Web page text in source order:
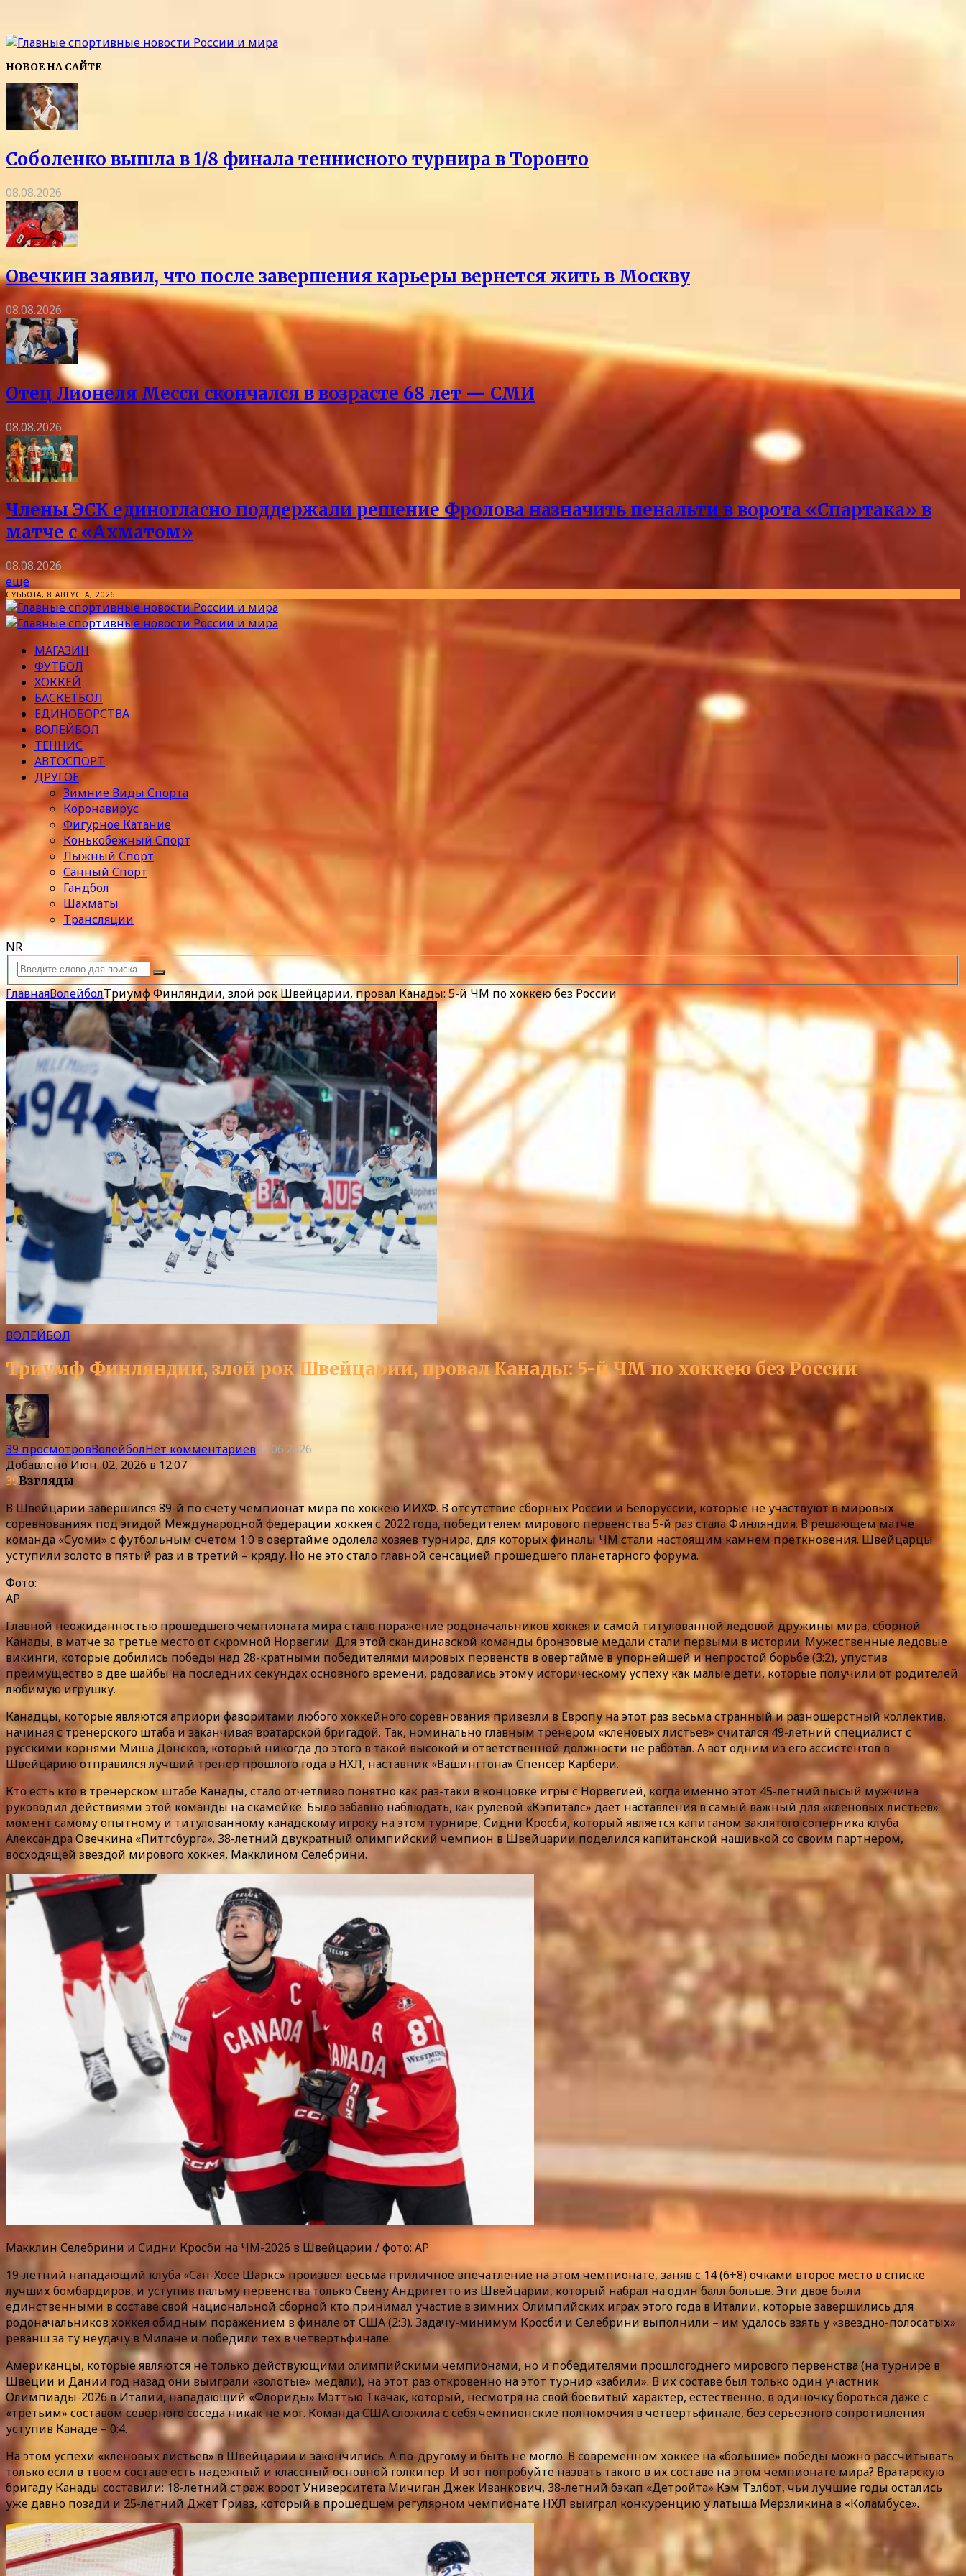
НОВОЕ НА САЙТЕ
Соболенко вышла в 1/8 финала теннисного турнира в Торонто
08.08.2026
Овечкин заявил, что после завершения карьеры вернется жить в Москву
08.08.2026
Отец Лионеля Месси скончался в возрасте 68 лет — СМИ
08.08.2026
Члены ЭСК единогласно поддержали решение Фролова назначить пенальти в ворота «Спартака» в
матче с «Ахматом»
08.08.2026
еще
СУББОТА, 8 АВГУСТА, 2026
МАГАЗИН
ФУТБОЛ
ХОККЕЙ
БАСКЕТБОЛ
ЕДИНОБОРСТВА
ВОЛЕЙБОЛ
ТЕННИС
АВТОСПОРТ
ДРУГОЕ
Зимние Виды Спорта
Коронавирус
Фигурное Катание
Конькобежный Спорт
Лыжный Спорт
Санный Спорт
Гандбол
Шахматы
Трансляции
NR
ГлавнаяВолейболТриумф Финляндии, злой рок Швейцарии, провал Канады: 5-й ЧМ по хоккею без России
ВОЛЕЙБОЛ
Триумф Финляндии, злой рок Швейцарии, провал Канады: 5-й ЧМ по хоккею без России
39 просмотровВолейболНет комментариев02.06.2026
Добавлено Июн. 02, 2026 в 12:07
39Взгляды
В Швейцарии завершился 89-й по счету чемпионат мира по хоккею ИИХФ. В отсутствие сборных России и Белоруссии, которые не участвуют в мировых
соревнованиях под эгидой Международной федерации хоккея с 2022 года, победителем мирового первенства 5-й раз стала Финляндия. В решающем матче
команда «Суоми» с футбольным счетом 1:0 в овертайме одолела хозяев турнира, для которых финалы ЧМ стали настоящим камнем преткновения. Швейцарцы
уступили золото в пятый раз и в третий – кряду. Но не это стало главной сенсацией прошедшего планетарного форума.
Фото:
AP
Главной неожиданностью прошедшего чемпионата мира стало поражение родоначальников хоккея и самой титулованной ледовой дружины мира, сборной
Канады, в матче за третье место от скромной Норвегии. Для этой скандинавской команды бронзовые медали стали первыми в истории. Мужественные ледовые
викинги, которые добились победы над 28-кратными победителями мировых первенств в овертайме в упорнейшей и непростой борьбе (3:2), упустив
преимущество в две шайбы на последних секундах основного времени, радовались этому историческому успеху как малые дети, которые получили от родителей
любимую игрушку.
Канадцы, которые являются априори фаворитами любого хоккейного соревнования привезли в Европу на этот раз весьма странный и разношерстный коллектив,
начиная с тренерского штаба и заканчивая вратарской бригадой. Так, номинально главным тренером «кленовых листьев» считался 49-летний специалист с
русскими корнями Миша Донсков, который никогда до этого в такой высокой и ответственной должности не работал. А вот одним из его ассистентов в
Швейцарию отправился лучший тренер прошлого года в НХЛ, наставник «Вашингтона» Спенсер Карбери.
Кто есть кто в тренерском штабе Канады, стало отчетливо понятно как раз-таки в концовке игры с Норвегией, когда именно этот 45-летний лысый мужчина
руководил действиями этой команды на скамейке. Было забавно наблюдать, как рулевой «Кэпиталс» дает наставления в самый важный для «кленовых листьев»
момент самому опытному и титулованному канадскому игроку на этом турнире, Сидни Кросби, который является капитаном заклятого соперника клуба
Александра Овечкина «Питтсбурга». 38-летний двукратный олимпийский чемпион в Швейцарии поделился капитанской нашивкой со своим партнером,
восходящей звездой мирового хоккея, Макклином Селебрини.
Макклин Селебрини и Сидни Кросби на ЧМ-2026 в Швейцарии / фото: AP
19-летний нападающий клуба «Сан-Хосе Шаркс» произвел весьма приличное впечатление на этом чемпионате, заняв с 14 (6+8) очками второе место в списке
лучших бомбардиров, и уступив пальму первенства только Свену Андригетто из Швейцарии, который набрал на один балл больше. Эти двое были
единственными в составе свой национальной сборной кто принимал участие в зимних Олимпийских играх этого года в Италии, которые завершились для
родоначальников хоккея обидным поражением в финале от США (2:3). Задачу-минимум Кросби и Селебрини выполнили – им удалось взять у «звездно-полосатых»
реванш за ту неудачу в Милане и победили тех в четвертьфинале.
Американцы, которые являются не только действующими олимпийскими чемпионами, но и победителями прошлогоднего мирового первенства (на турнире в
Швеции и Дании год назад они выиграли «золотые» медали), на этот раз откровенно на этот турнир «забили». В их составе был только один участник
Олимпиады-2026 в Италии, нападающий «Флориды» Мэттью Ткачак, который, несмотря на свой боевитый характер, естественно, в одиночку бороться даже с
«третьим» составом северного соседа никак не мог. Команда США сложила с себя чемпионские полномочия в четвертьфинале, без серьезного сопротивления
уступив Канаде – 0:4.
На этом успехи «кленовых листьев» в Швейцарии и закончились. А по-другому и быть не могло. В современном хоккее на «большие» победы можно рассчитывать
только если в твоем составе есть надежный и классный основной голкипер. И вот попробуйте назвать такого в их составе на этом чемпионате мира? Вратарскую
бригаду Канады составили: 18-летний страж ворот Университета Мичиган Джек Иванкович, 38-летний бэкап «Детройта» Кэм Тэлбот, чьи лучшие годы остались
уже давно позади и 25-летний Джет Гривз, который в прошедшем регулярном чемпионате НХЛ выиграл конкуренцию у латыша Мерзликина в «Коламбусе».